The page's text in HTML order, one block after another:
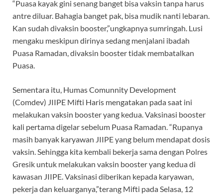
“Puasa kayak gini senang banget bisa vaksin tanpa harus
antre diluar. Bahagia banget pak, bisa mudik nanti lebaran.
Kan sudah divaksin booster,”ungkapnya sumringah. Lusi
mengaku meskipun dirinya sedang menjalani ibadah
Puasa Ramadan, divaksin booster tidak membatalkan
Puasa.
Sementara itu, Humas Comunnity Development
(Comdev) JIIPE Mifti Haris mengatakan pada saat ini
melakukan vaksin booster yang kedua. Vaksinasi booster
kali pertama digelar sebelum Puasa Ramadan. “Rupanya
masih banyak karyawan JIIPE yang belum mendapat dosis
vaksin. Sehingga kita kembali bekerja sama dengan Polres
Gresik untuk melakukan vaksin booster yang kedua di
kawasan JIIPE. Vaksinasi diberikan kepada karyawan,
pekerja dan keluarganya,”terang Mifti pada Selasa, 12